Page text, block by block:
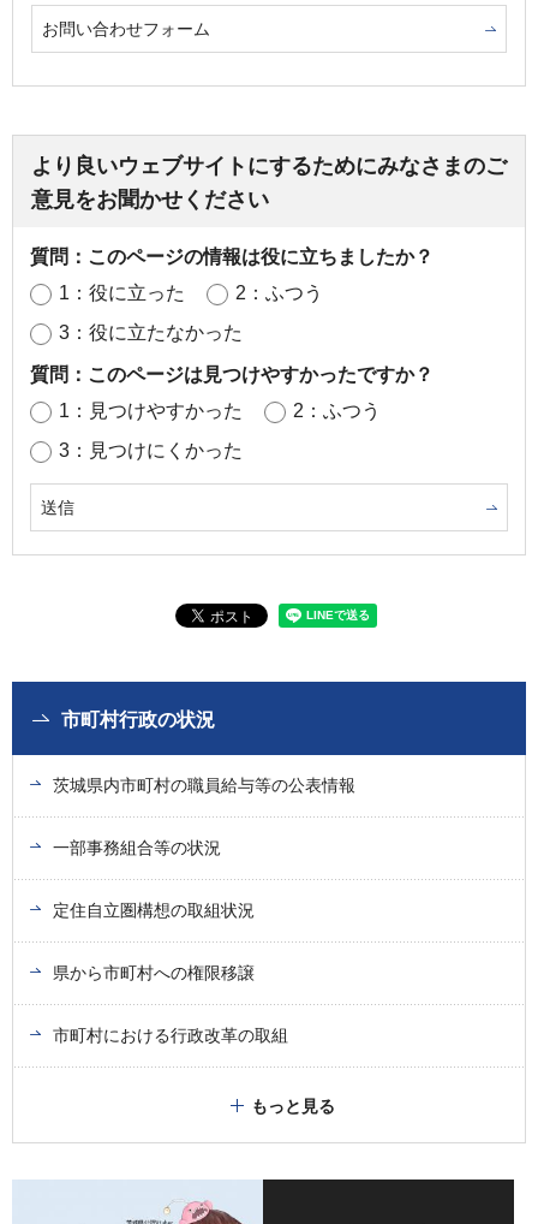
お問い合わせフォーム
より良いウェブサイトにするためにみなさまのご
意見をお聞かせください
質問：このページの情報は役に立ちましたか？
1：役に立った
2：ふつう
3：役に立たなかった
質問：このページは見つけやすかったですか？
1：見つけやすかった
2：ふつう
3：見つけにくかった
市町村行政の状況
茨城県内市町村の職員給与等の公表情報
一部事務組合等の状況
定住自立圏構想の取組状況
県から市町村への権限移譲
市町村における行政改革の取組
もっと見る